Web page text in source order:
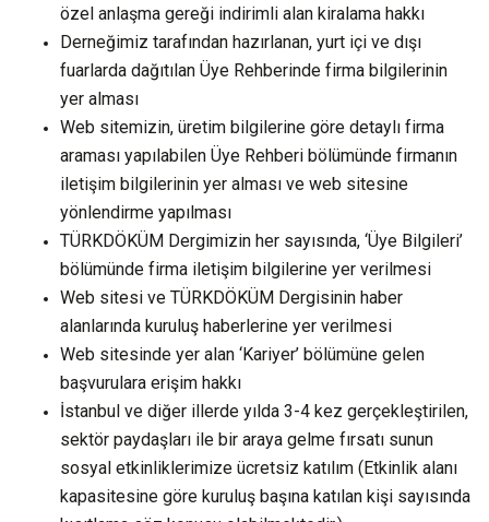
özel anlaşma gereği indirimli alan kiralama hakkı
Derneğimiz tarafından hazırlanan, yurt içi ve dışı
fuarlarda dağıtılan Üye Rehberinde firma bilgilerinin
yer alması
Web sitemizin, üretim bilgilerine göre detaylı firma
araması yapılabilen Üye Rehberi bölümünde firmanın
iletişim bilgilerinin yer alması ve web sitesine
yönlendirme yapılması
TÜRKDÖKÜM Dergimizin her sayısında, ‘Üye Bilgileri’
bölümünde firma iletişim bilgilerine yer verilmesi
Web sitesi ve TÜRKDÖKÜM Dergisinin haber
alanlarında kuruluş haberlerine yer verilmesi
Web sitesinde yer alan ‘Kariyer’ bölümüne gelen
başvurulara erişim hakkı
İstanbul ve diğer illerde yılda 3-4 kez gerçekleştirilen,
sektör paydaşları ile bir araya gelme fırsatı sunun
sosyal etkinliklerimize ücretsiz katılım (Etkinlik alanı
kapasitesine göre kuruluş başına katılan kişi sayısında